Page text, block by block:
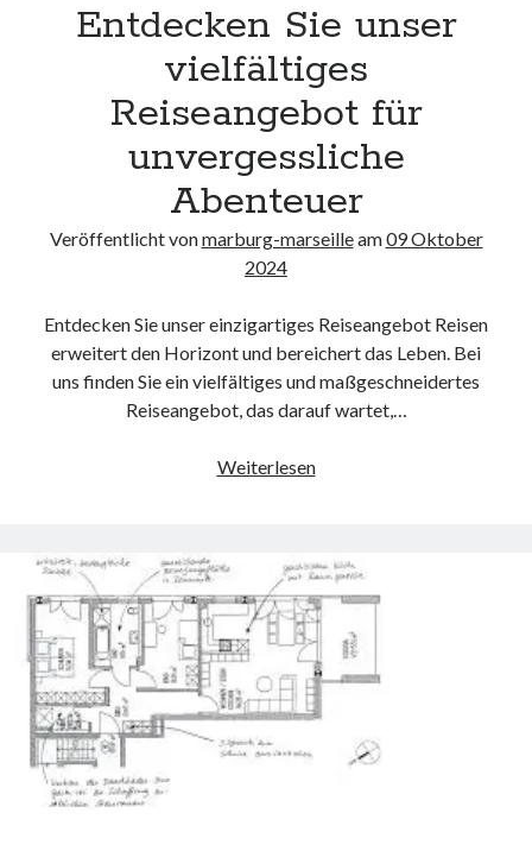
Entdecken Sie unser
vielfältiges
Reiseangebot für
unvergessliche
Abenteuer
Veröffentlicht vonmarburg-marseilleam09 Oktober
2024
Entdecken Sie unser einzigartiges Reiseangebot Reisen
erweitert den Horizont und bereichert das Leben. Bei
uns finden Sie ein vielfältiges und maßgeschneidertes
Reiseangebot, das darauf wartet,…
WeiterlesenEntdecken
Reiseangebot
für
unvergessliche
Abenteuer